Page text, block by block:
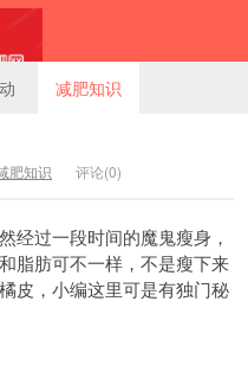
网
减肥知识
肥知识 评论(0)
过一段时间的魔鬼瘦身，
脂肪可不一样，不是瘦下来
皮，小编这里可是有独门秘